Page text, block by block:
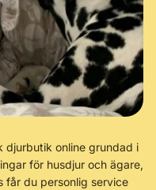
djurbutik online grundad i
för husdjur och ägare,
får du personlig service